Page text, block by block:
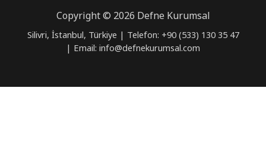
Copyright © 2026 Defne Kurumsal
Silivri, İstanbul, Türkiye | Telefon: +90 (533) 130 35 47
| Email: info@defnekurumsal.com